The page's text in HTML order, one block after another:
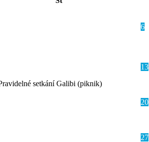
6
setkání Galibi (piknik)
13
20
27